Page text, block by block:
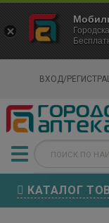
ВХОД/
КАТАЛОГ
×
Городская Аптека
- In Google Play